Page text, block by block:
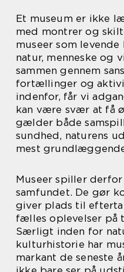
Et museum er ikke
med montrer og
museer som
natur, menneske og
sammen gennem
fortællinger og
indenfor, får vi
kan være svær at få
gælder både
sundhed, naturens
mest
Museer spiller
samfundet. De gør
giver plads til
fælles oplevelser på
Særligt inden for
kulturhistorie har
markant de seneste